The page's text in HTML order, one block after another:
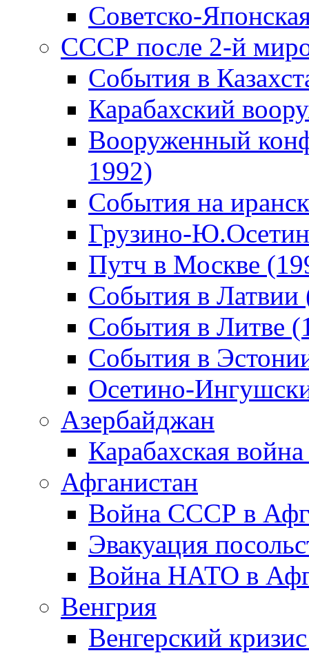
Советско-
СССР после 2-й
События в
Карабахский
Вооруженный
1992)
События на
Грузино-
Путч в Москве
События в Латвии
События в Литве
События в
Осетино-
Азербайджан
Карабахская
Афганистан
Война СССР в
Эвакуация
Война НАТО в
Венгрия
Венгерский